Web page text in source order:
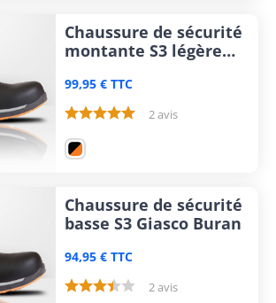
Chaussure de sécurité
montante S3 légère
99,95 € TTC
2 avis
Chaussure de sécurité
basse S3 Giasco Buran
94,95 € TTC
2 avis